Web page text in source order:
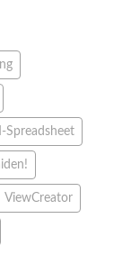
Spreadsheet
ViewCreator